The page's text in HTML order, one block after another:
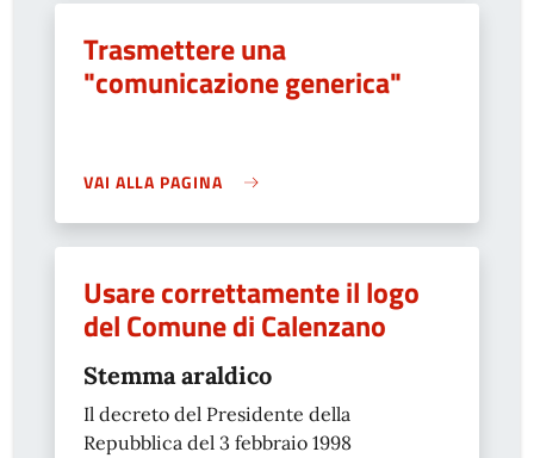
Trasmettere una
"comunicazione generica"
VAI ALLA PAGINA
Usare correttamente il logo
del Comune di Calenzano
Stemma araldico
Il decreto del Presidente della
Repubblica del 3 febbraio 1998